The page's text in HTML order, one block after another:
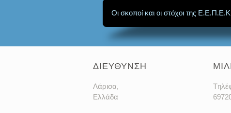
Οι σκοποί και οι στόχοι της
ΔΙΕΥΘΥΝΣΗ
Λάρισα,
Ελλάδα